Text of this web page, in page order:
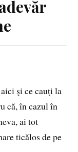
şi ce cauţi la
că, în cazul în
ai tot
ticălos de pe